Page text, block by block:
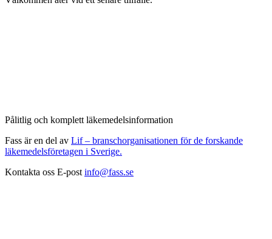
Pålitlig och komplett läkemedelsinformation
Fass är en del av Lif – branschorganisationen för de forskande
läkemedelsföretagen i Sverige.
Kontakta oss E-post info@fass.se